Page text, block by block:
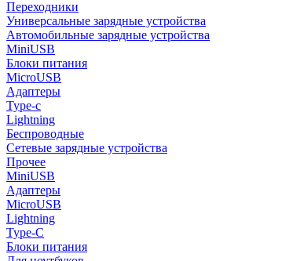
Переходники
Универсальные зарядные устройства
Автомобильные зарядные устройства
MiniUSB
Блоки питания
MicroUSB
Адаптеры
Type-c
Lightning
Беспроводные
Сетевые зарядные устройства
Прочее
MiniUSB
Адаптеры
MicroUSB
Lightning
Type-C
Блоки питания